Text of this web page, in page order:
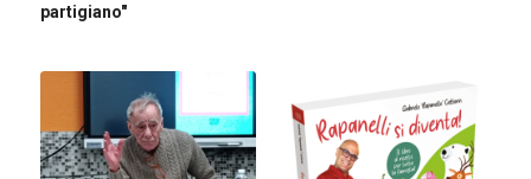
partigiano"